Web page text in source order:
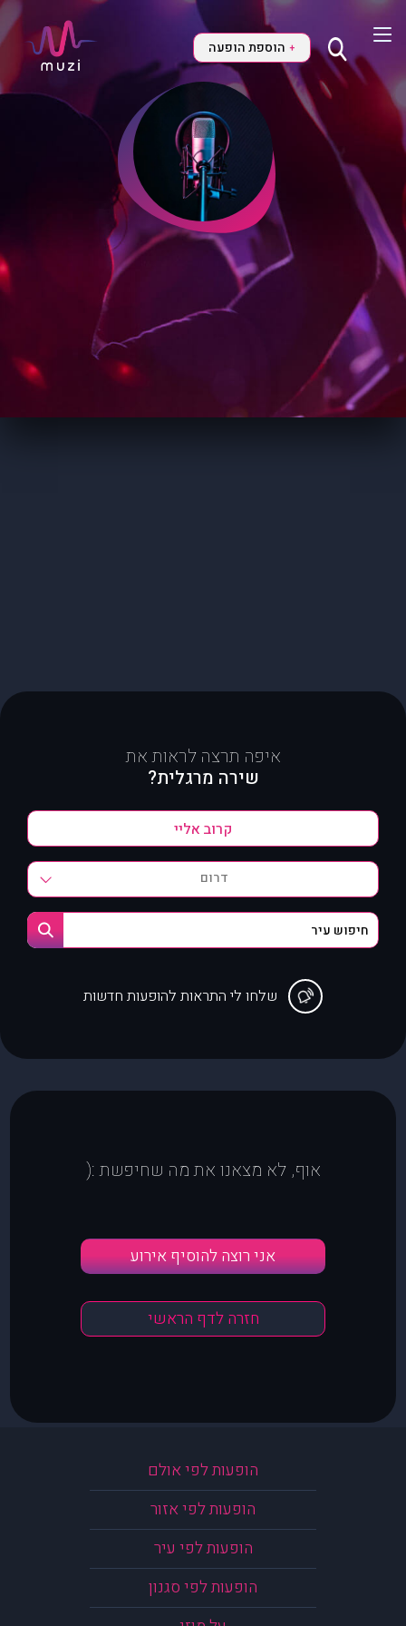
+ הוספת הופעה
איפה תרצה לראות את
שירה מרגלית?
דרום
שלחו לי התראות להופעות חדשות
אוף, לא מצאנו את מה שחיפשת :(
אני רוצה להוסיף אירוע
חזרה לדף הראשי
הופעות לפי אולם
הופעות לפי אזור
הופעות לפי עיר
הופעות לפי סגנון